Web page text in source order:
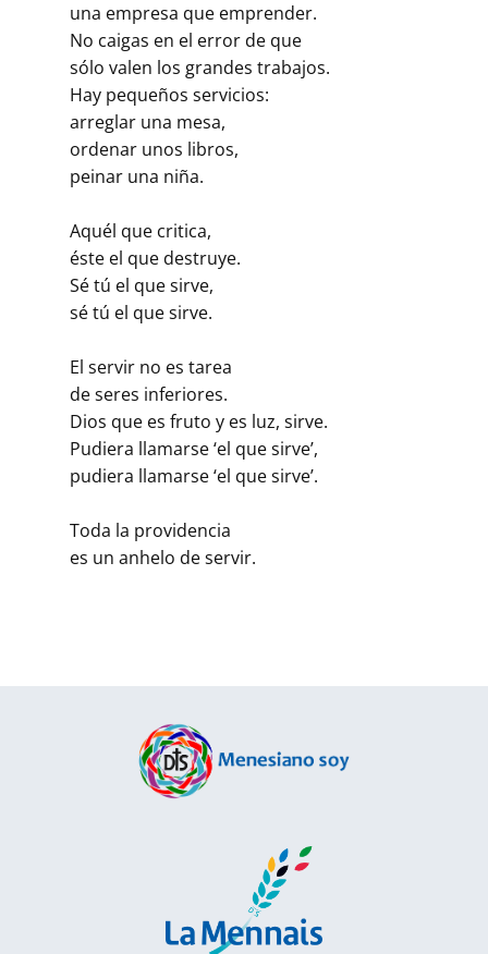
una empresa que emprender.
No caigas en el error de que
sólo valen los grandes trabajos.
Hay pequeños servicios:
arreglar una mesa,
ordenar unos libros,
peinar una niña.
Aquél que critica,
éste el que destruye.
Sé tú el que sirve,
sé tú el que sirve.
El servir no es tarea
de seres inferiores.
Dios que es fruto y es luz, sirve.
Pudiera llamarse ‘el que sirve’,
pudiera llamarse ‘el que sirve’.
Toda la providencia
es un anhelo de servir.